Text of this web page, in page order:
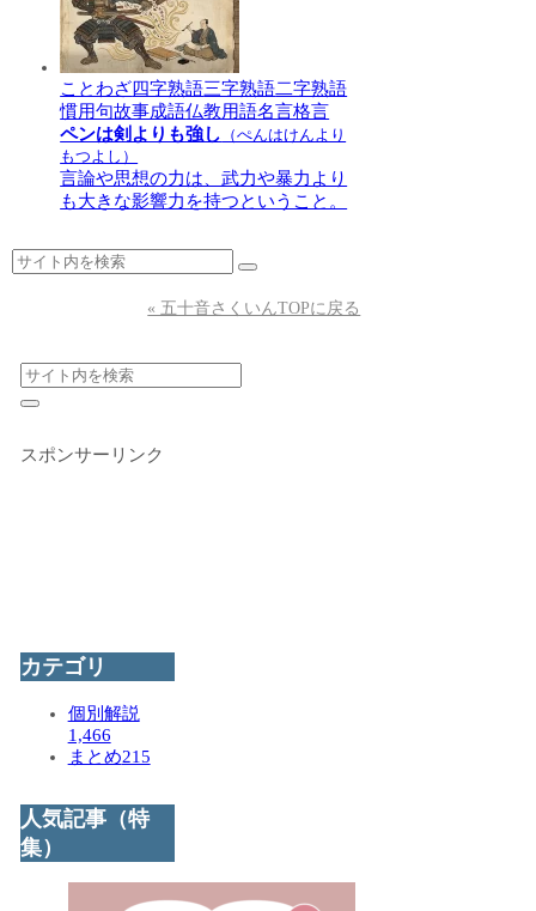
ことわざ四字熟語三字熟語二字熟語
慣用句故事成語仏教用語名言格言
ペンは剣よりも強し （ぺんはけんより
もつよし）
言論や思想の力は、武力や暴力より
も大きな影響力を持つということ。
« 五十音さくいんTOPに戻る
スポンサーリンク
カテゴリ
個別解説
1,466
まとめ215
人気記事（特
集）